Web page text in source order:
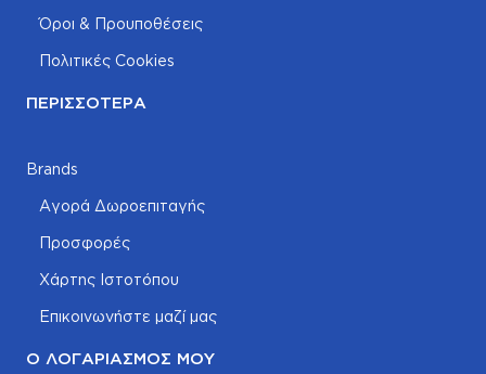
Όροι & Προυποθέσεις
Πολιτικές Cookies
ΠΕΡΙΣΣΌΤΕΡΑ
Brands
Αγορά Δωροεπιταγής
Προσφορές
Χάρτης Ιστοτόπου
Επικοινωνήστε μαζί μας
Ο ΛΟΓΑΡΙΑΣΜΌΣ ΜΟΥ